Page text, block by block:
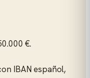
€.
IBAN español,